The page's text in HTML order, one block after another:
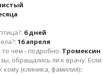
6 дней
16 апреля
то чем - подробно: Тромексин
обращались ли к врачу. Если
кому (клиника, фамилия)::